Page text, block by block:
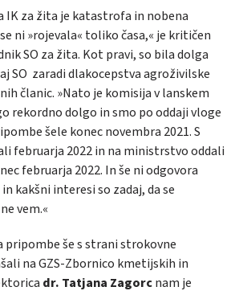
IK za žita je katastrofa in nobena
ni »rojevala« toliko časa,« je kritičen
SO za žita. Kot pravi, so bila dolga
SO zaradi dlakocepstva agroživilske
članic. »Nato je komisija v lanskem
rekordno dolgo in smo po oddaji vloge
šele konec novembra 2021. S
februarja 2022 in na ministrstvo oddali
februarja 2022. In še ni odgovora
kakšni interesi so zadaj, da se
vem.«
pripombe še s strani strokovne
na GZS-Zbornico kmetijskih in
dr. Tatjana Zagorcnam je